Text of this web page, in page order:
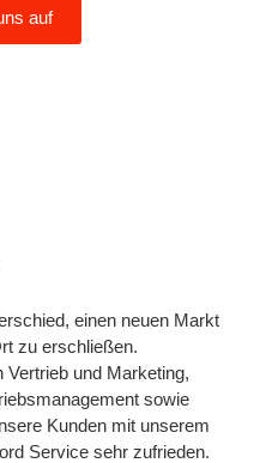
auf
einen neuen Markt
zu erschließen.
Vertrieb und Marketing,
sowie
Kunden mit unserem
Service sehr zufrieden.